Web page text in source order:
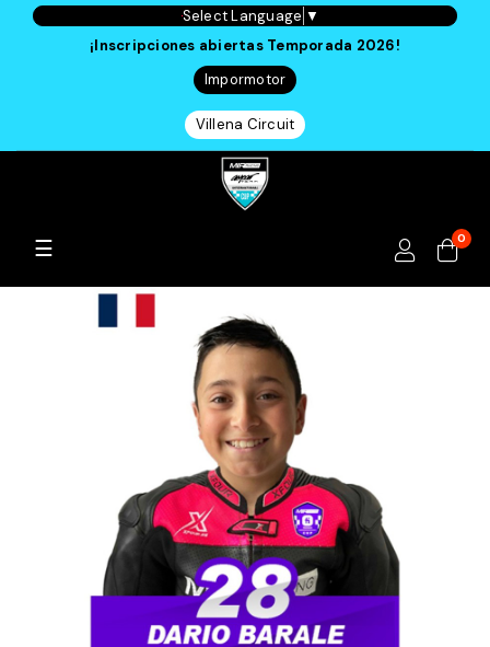
Select Language ▼
¡Inscripciones abiertas Temporada 2026!
Impormotor
Villena Circuit
Navegación
palanca
☰ 0